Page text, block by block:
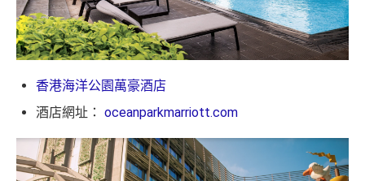
香港海洋公園萬豪酒店
酒店網址： oceanparkmarriott.com